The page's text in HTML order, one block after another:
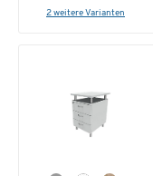
2 weitere Varianten